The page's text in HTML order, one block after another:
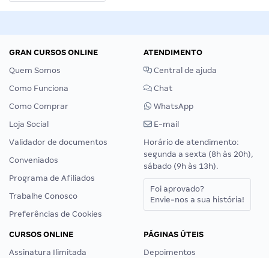
GRAN CURSOS ONLINE
Quem Somos
Como Funciona
Como Comprar
Loja Social
Validador de documentos
Conveniados
Programa de Afiliados
Trabalhe Conosco
Preferências de Cookies
ATENDIMENTO
Central de ajuda
Chat
WhatsApp
E-mail
Horário de atendimento:
segunda a sexta (8h às 20h),
sábado (9h às 13h).
Foi aprovado?
Envie-nos a sua história!
CURSOS ONLINE
Assinatura Ilimitada
PÁGINAS ÚTEIS
Depoimentos